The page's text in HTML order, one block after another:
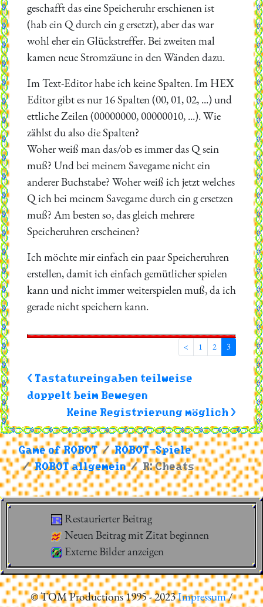
geschafft das eine Speicheruhr erschienen ist
(hab ein Q durch ein g ersetzt), aber das war
wohl eher ein Glückstreffer. Bei zweiten mal
kamen neue Stromzäune in den Wänden dazu.
Im Text-Editor habe ich keine Spalten. Im HEX
Editor gibt es nur 16 Spalten (00, 01, 02, ...) und
ettliche Zeilen (00000000, 00000010, ...). Wie
zählst du also die Spalten?
Woher weiß man das/ob es immer das Q sein
muß? Und bei meinem Savegame nicht ein
anderer Buchstabe? Woher weiß ich jetzt welches
Q ich bei meinem Savegame durch ein g ersetzen
muß? Am besten so, das gleich mehrere
Speicheruhren erscheinen?
Ich möchte mir einfach ein paar Speicheruhren
erstellen, damit ich einfach gemütlicher spielen
kann und nicht immer weiterspielen muß, da ich
gerade nicht speichern kann.
< 1 2 3
< Tastatureingaben teilweise
doppelt beim Bewegen
Keine Registrierung möglich >
Game of ROBOT
ROBOT-Spiele
ROBOT allgemein
R: Cheats
Restaurierter Beitrag
Neuen Beitrag mit Zitat beginnen
Externe Bilder anzeigen
© TOM Productions 1995 - 2023Impressum/